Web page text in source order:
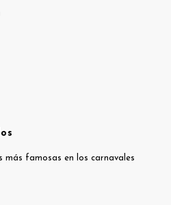
más famosas en los carnavales